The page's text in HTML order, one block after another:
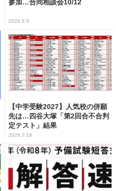
参加…合同相談会10/12
2026.8.5
【中学受験2027】人気校の併願
先は…四谷大塚「第2回合不合判
定テスト」結果
2026.7.16